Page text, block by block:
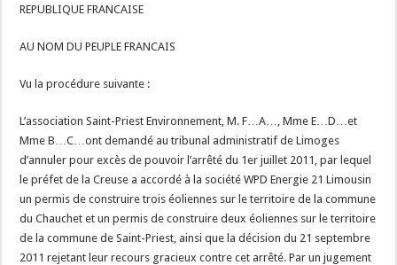
REPUBLIQUE FRANCAISE
AU NOM DU PEUPLE FRANCAIS
Vu la procédure suivante :
L’association Saint-Priest Environnement, M. F…A…, Mme E…D…et
Mme B…C…ont demandé au tribunal administratif de Limoges
d’annuler pour excès de pouvoir l’arrêté du 1er juillet 2011, par lequel
le préfet de la Creuse a accordé à la société WPD Energie 21 Limousin
un permis de construire trois éoliennes sur le territoire de la commune
du Chauchet et un permis de construire deux éoliennes sur le territoire
de la commune de Saint-Priest, ainsi que la décision du 21 septembre
2011 rejetant leur recours gracieux contre cet arrêté. Par un jugement